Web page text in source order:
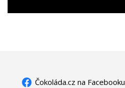
Čokoláda.cz na Facebooku